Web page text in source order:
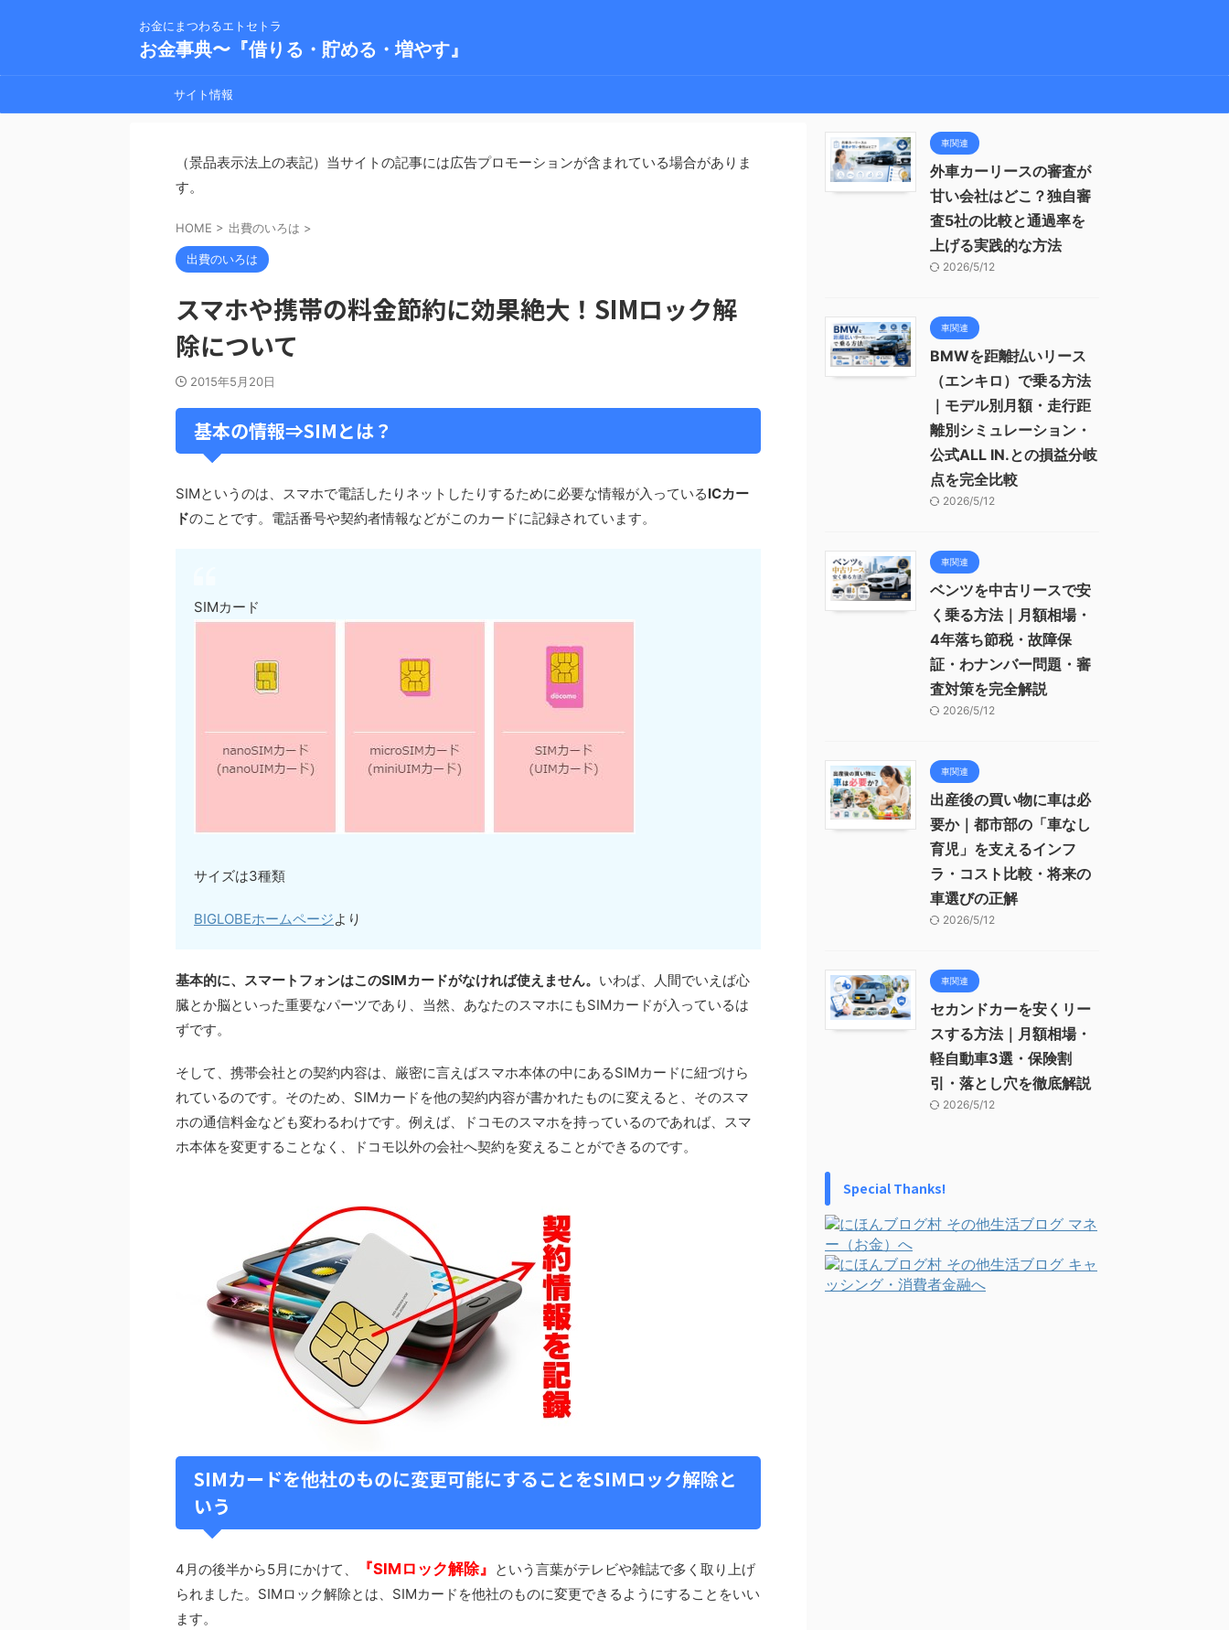
お金にまつわるエトセトラ
お金事典〜『借りる・貯める・増やす』
サイト情報
（景品表示法上の表記）当サイトの記事には広告プロモーションが含まれている場合がありま
す。
HOME > 出費のいろは >
出費のいろは
スマホや携帯の料金節約に効果絶大！SIMロック解
除について
2015年5月20日
基本の情報⇒SIMとは？
SIMというのは、スマホで電話したりネットしたりするために必要な情報が入っているICカー
ドのことです。電話番号や契約者情報などがこのカードに記録されています。
SIMカード
サイズは3種類
BIGLOBEホームページより
基本的に、スマートフォンはこのSIMカードがなければ使えません。 いわば、人間でいえば心
臓とか脳といった重要なパーツであり、当然、あなたのスマホにもSIMカードが入っているは
ずです。
そして、携帯会社との契約内容は、厳密に言えばスマホ本体の中にあるSIMカードに紐づけら
れているのです。そのため、SIMカードを他の契約内容が書かれたものに変えると、そのスマ
ホの通信料金なども変わるわけです。例えば、ドコモのスマホを持っているのであれば、スマ
ホ本体を変更することなく、ドコモ以外の会社へ契約を変えることができるのです。
SIMカードを他社のものに変更可能にすることをSIMロック解除と
いう
4月の後半から5月にかけて、 『SIMロック解除』 という言葉がテレビや雑誌で多く取り上げ
られました。SIMロック解除とは、SIMカードを他社のものに変更できるようにすることをいい
ます。
車関連
外車カーリースの審査が
甘い会社はどこ？独自審
査5社の比較と通過率を
上げる実践的な方法
2026/5/12
車関連
BMWを距離払いリース
（エンキロ）で乗る方法
｜モデル別月額・走行距
離別シミュレーション・
公式ALL IN.との損益分岐
点を完全比較
2026/5/12
車関連
ベンツを中古リースで安
く乗る方法｜月額相場・
4年落ち節税・故障保
証・わナンバー問題・審
査対策を完全解説
2026/5/12
車関連
出産後の買い物に車は必
要か｜都市部の「車なし
育児」を支えるインフ
ラ・コスト比較・将来の
車選びの正解
2026/5/12
車関連
セカンドカーを安くリー
スする方法｜月額相場・
軽自動車3選・保険割
引・落とし穴を徹底解説
2026/5/12
Special Thanks!